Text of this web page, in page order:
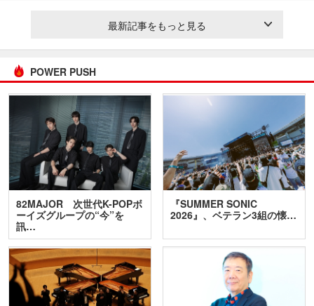
最新記事をもっと見る
POWER PUSH
82MAJOR 次世代K-POPボ
ーイズグループの“今”を
訊…
『SUMMER SONIC
2026』、ベテラン3組の懐…